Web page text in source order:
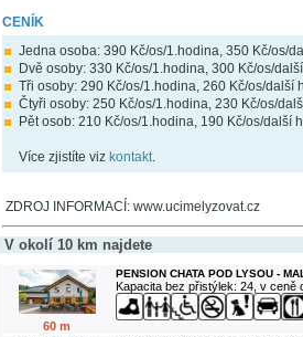
CENÍK
Jedna osoba: 390 Kč/os/1.hodina, 350 Kč/os/
Dvě osoby: 330 Kč/os/1.hodina, 300 Kč/os/
Tři osoby: 290 Kč/os/1.hodina, 260 Kč/os/další
Čtyři osoby: 250 Kč/os/1.hodina, 230 Kč/os/
Pět osob: 210 Kč/os/1.hodina, 190 Kč/os/další
Více zjistíte viz kontakt.
ZDROJ INFORMACÍ: www.ucimelyzovat.cz
V okolí 10 km najdete
60 m
PENSION CHATA POD LYSOU -
Kapacita bez přistýlek: 24, v ceně